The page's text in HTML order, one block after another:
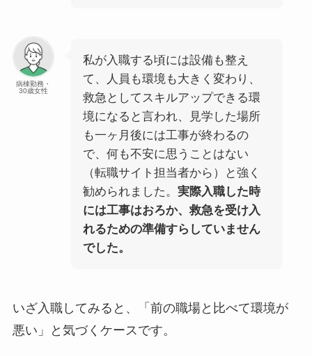
病棟勤務・
30歳女性
私が入職する頃には設備も整え
て、人員も環境も大きく変わり、
救急としてスキルアップできる環
境になると言われ、見学した場所
も一ヶ月後には工事が終わるの
で、何も不安に思うことはない
（転職サイト担当者から）と強く
勧められました。 実際入職した時
には工事はおろか、救急を受け入
れるための準備すらしていません
でした。
いざ入職してみると、「前の職場と比べて環境が
悪い」と気づくケースです。